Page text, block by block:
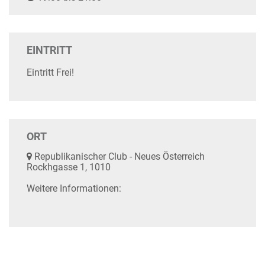
EINTRITT
Eintritt Frei!
ORT
Republikanischer Club - Neues Österreich
Rockhgasse 1, 1010
Weitere Informationen: